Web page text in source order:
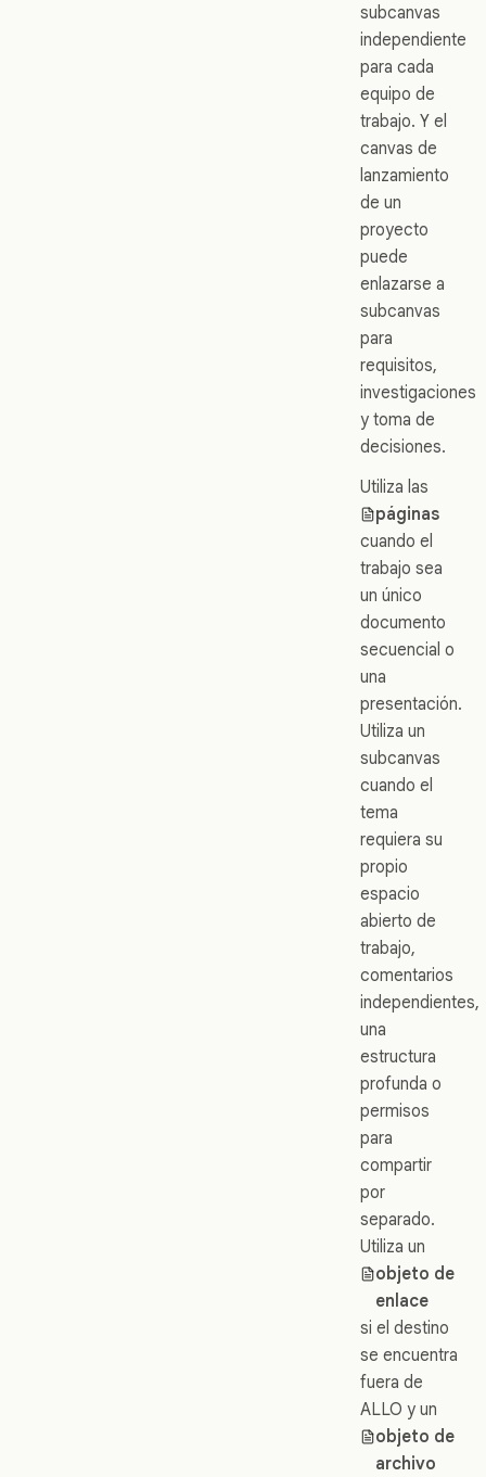
subcanvas
independiente
para cada
equipo de
trabajo. Y el
canvas de
lanzamiento
de un
proyecto
puede
enlazarse a
subcanvas
para
requisitos,
investigaciones
y toma de
decisiones.
Utiliza las
páginas
cuando el
trabajo sea
un único
documento
secuencial o
una
presentación.
Utiliza un
subcanvas
cuando el
tema
requiera su
propio
espacio
abierto de
trabajo,
comentarios
independientes,
una
estructura
profunda o
permisos
para
compartir
por
separado.
Utiliza un
objeto de
enlace
si el destino
se encuentra
fuera de
ALLO y un
objeto de
archivo